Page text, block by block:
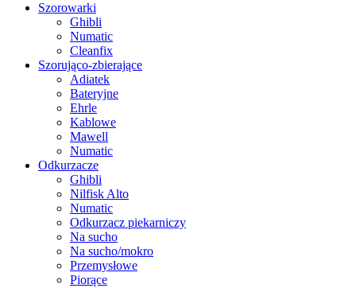
Szorowarki
Ghibli
Numatic
Cleanfix
Szorująco-zbierające
Adiatek
Bateryjne
Ehrle
Kablowe
Mawell
Numatic
Odkurzacze
Ghibli
Nilfisk Alto
Numatic
Odkurzacz piekarniczy
Na sucho
Na sucho/mokro
Przemysłowe
Piorące